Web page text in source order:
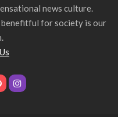
news culture.
benefitful for society is our